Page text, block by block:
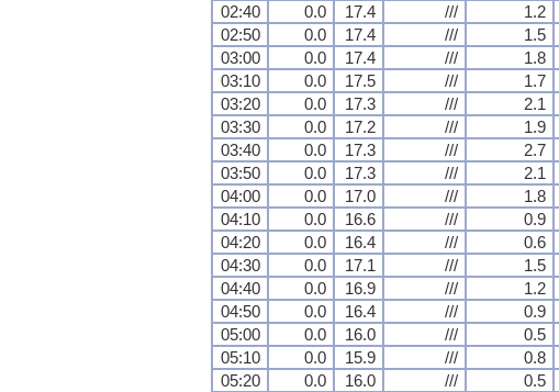
02:40
0.0 17.4 /// 1.2
02:50
0.0 17.4 /// 1.5
03:00
0.0 17.4 /// 1.8
03:10
0.0 17.5 /// 1.7
03:20
0.0 17.3 /// 2.1
03:30
0.0 17.2 /// 1.9
03:40
0.0 17.3 /// 2.7
03:50
0.0 17.3 /// 2.1
04:00
0.0 17.0 /// 1.8
04:10
0.0 16.6 /// 0.9
04:20
0.0 16.4 /// 0.6
04:30
0.0 17.1 /// 1.5
04:40
0.0 16.9 /// 1.2
04:50
0.0 16.4 /// 0.9
05:00
0.0 16.0 /// 0.5
05:10
0.0 15.9 /// 0.8
05:20
0.0 16.0 /// 0.5